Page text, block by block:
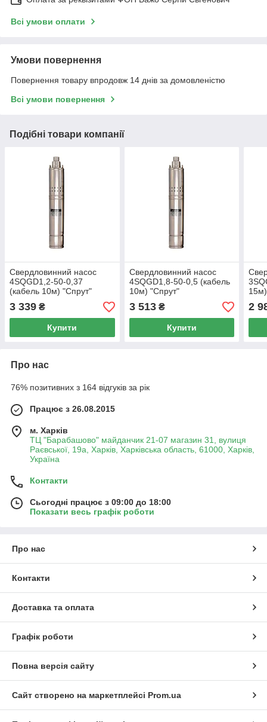
Всі умови оплати
Умови повернення
Повернення товару впродовж 14 днів за домовленістю
Всі умови повернення
Подібні товари компанії
Свердловинний насос
4SQGD1,2-50-0,37
(кабель 10м) "Спрут"
3 339 ₴
Купити
Свердловинний насос
4SQGD1,8-50-0,5 (кабель
10м) "Спрут"
3 513₴
Купити
2
Про нас
76% позитивних з 164 відгуків за рік
Працює з 26.08.2015
м. Харків
ТЦ "Барабашово" майданчик 21-07 магазин 31, вулиця
Раєвської, 19а, Харків, Харківська область, 61000, Харків,
Україна
Контакти
Сьогодні працює з 09:00 до 18:00
Показати весь графік роботи
Про нас
Контакти
Доставка та оплата
Графік роботи
Повна версія сайту
Сайт створено на маркетплейсі Prom.ua